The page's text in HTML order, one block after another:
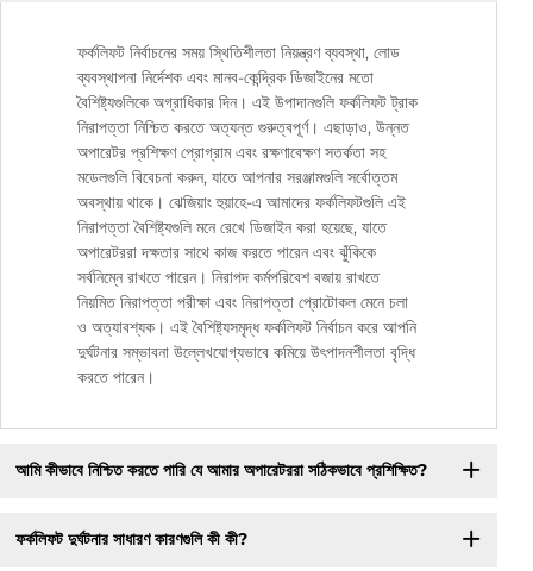
ফর্কলিফট নির্বাচনের সময় স্থিতিশীলতা নিয়ন্ত্রণ ব্যবস্থা, লোড
ব্যবস্থাপনা নির্দেশক এবং মানব-কেন্দ্রিক ডিজাইনের মতো
বৈশিষ্ট্যগুলিকে অগ্রাধিকার দিন। এই উপাদানগুলি ফর্কলিফট ট্রাক
নিরাপত্তা নিশ্চিত করতে অত্যন্ত গুরুত্বপূর্ণ। এছাড়াও, উন্নত
অপারেটর প্রশিক্ষণ প্রোগ্রাম এবং রক্ষণাবেক্ষণ সতর্কতা সহ
মডেলগুলি বিবেচনা করুন, যাতে আপনার সরঞ্জামগুলি সর্বোত্তম
অবস্থায় থাকে। ঝেজিয়াং হুয়াহে-এ আমাদের ফর্কলিফটগুলি এই
নিরাপত্তা বৈশিষ্ট্যগুলি মনে রেখে ডিজাইন করা হয়েছে, যাতে
অপারেটররা দক্ষতার সাথে কাজ করতে পারেন এবং ঝুঁকিকে
সর্বনিম্নে রাখতে পারেন। নিরাপদ কর্মপরিবেশ বজায় রাখতে
নিয়মিত নিরাপত্তা পরীক্ষা এবং নিরাপত্তা প্রোটোকল মেনে চলা
ও অত্যাবশ্যক। এই বৈশিষ্ট্যসমৃদ্ধ ফর্কলিফট নির্বাচন করে আপনি
দুর্ঘটনার সম্ভাবনা উল্লেখযোগ্যভাবে কমিয়ে উৎপাদনশীলতা বৃদ্ধি
করতে পারেন।
আমি কীভাবে নিশ্চিত করতে পারি যে আমার অপারেটররা সঠিকভাবে প্রশিক্ষিত?
ফর্কলিফট দুর্ঘটনার সাধারণ কারণগুলি কী কী?